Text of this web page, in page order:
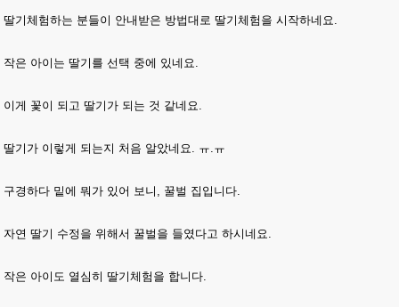
딸기체험하는 분들이 안내받은 방법대로 딸기체험을 시작하네요.
작은 아이는 딸기를 선택 중에 있네요.
이게 꽃이 되고 딸기가 되는 것 같네요.
딸기가 이렇게 되는지 처음 알았네요. ㅠ.ㅠ
구경하다 밑에 뭐가 있어 보니, 꿀벌 집입니다.
자연 딸기 수정을 위해서 꿀벌을 들였다고 하시네요.
작은 아이도 열심히 딸기체험을 합니다.